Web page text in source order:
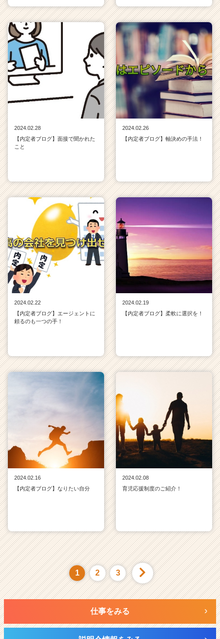
2024.02.28
【内定者ブログ】面接で聞かれた
こと
2024.02.26
【内定者ブログ】軸決めの手法！
2024.02.22
【内定者ブログ】エージェントに
頼るのも一つの手！
2024.02.19
【内定者ブログ】柔軟に選択を！
2024.02.16
【内定者ブログ】なりたい自分
2024.02.08
育児応援制度のご紹介！
1 2 3
仕事をみる